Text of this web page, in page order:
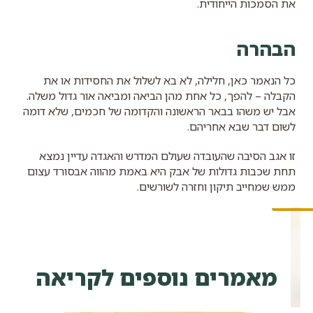
את הסמכות הייחודית.
הבהרה
כל הנאמר כאן, חלילה, לא בא לשלול את החסידות או את
הקבלה – להפך, כל אחת מהן הביאה ומביאה אור גדול משלה.
אבל יש משהו בבאר הראשונה והקדומה של חכמים, שלא דומה
לשום דבר שבא אחריהם.
זו אגב הסיבה שהעובדה שעולם המדרש והאגדה עדיין נמצא
תחת שכבות גדולות של אבק היא באמת מהווה אבסורד עצום
ממש שמחייב תיקון וחזרה לשורשים.
מאמרים נוספים לקריאה